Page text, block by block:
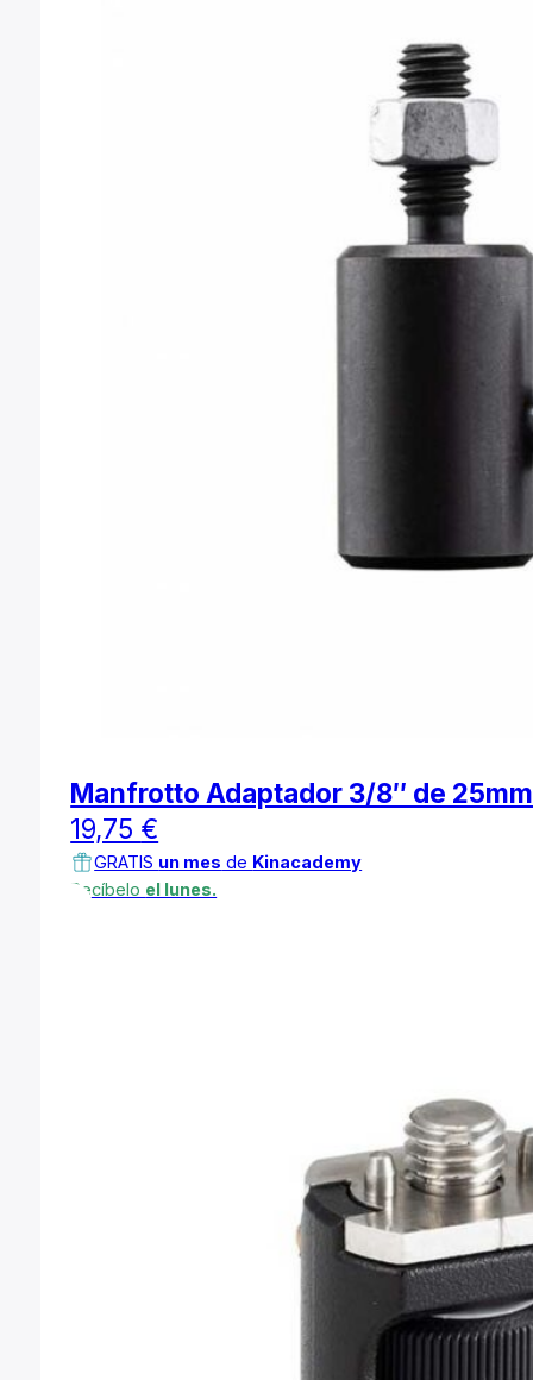
Manfrotto Adaptador 3/8″ de 25mm
19,75 €
GRATIS un mes de Kinacademy
Recíbelo el lunes.